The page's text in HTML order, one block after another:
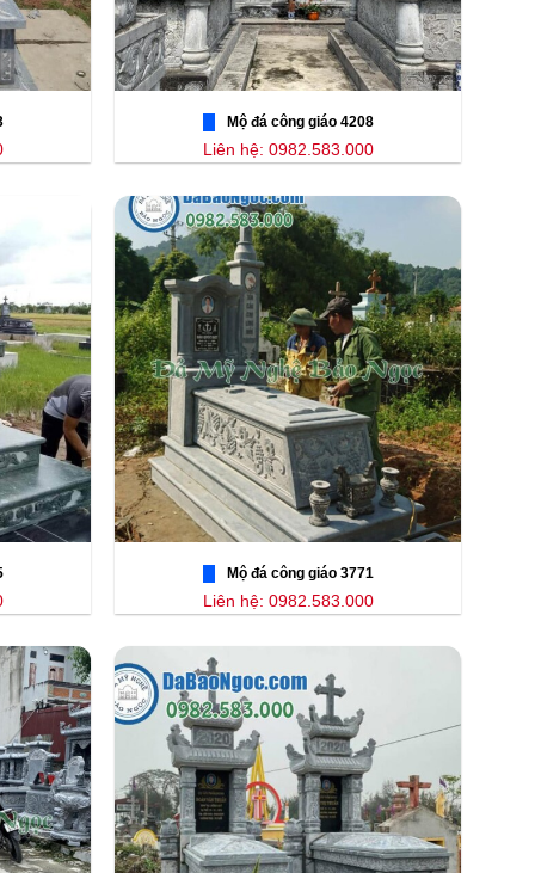
Mộ đá công giáo 4208
Liên hệ: 0982.583.000
Mộ đá công giáo 3771
Liên hệ: 0982.583.000